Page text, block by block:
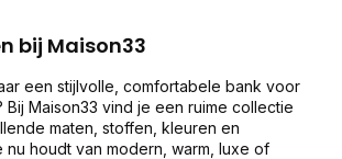
bij Maison33
een stijlvolle, comfortabele bank voor
Bij Maison33 vind je een ruime collectie
maten, stoffen, kleuren en
nu houdt van modern, warm, luxe of